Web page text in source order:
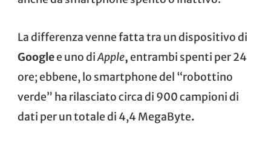
La differenza venne fatta tra un dispositivo di
Googlee uno diApple, entrambi spenti per 24
ore; ebbene, lo smartphone del “robottino
verde” ha rilasciato circa di 900 campioni di
dati per un totale di 4,4 MegaByte.